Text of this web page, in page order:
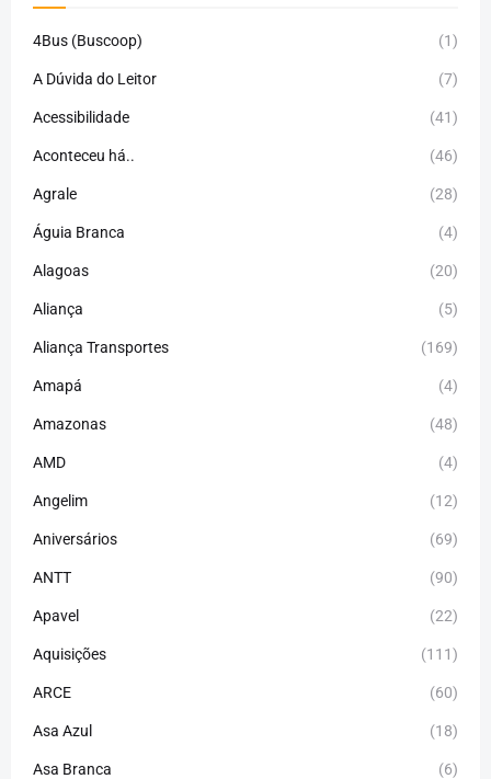
4Bus (Buscoop) (1)
A Dúvida do Leitor (7)
Acessibilidade (41)
Aconteceu há.. (46)
Agrale (28)
Águia Branca (4)
Alagoas (20)
Aliança (5)
Aliança Transportes (169)
Amapá (4)
Amazonas (48)
AMD (4)
Angelim (12)
Aniversários (69)
ANTT (90)
Apavel (22)
Aquisições (111)
ARCE (60)
Asa Azul (18)
Asa Branca (6)